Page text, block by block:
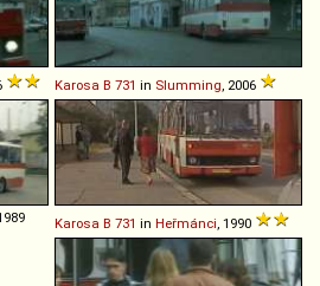
Karosa B 731 in Slumming , 2006
Karosa B 731 in Heřmánci , 1990